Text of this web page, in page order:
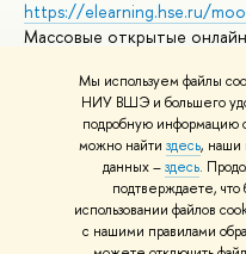
Мы используем файлы
НИУ ВШЭ и большего
подробную информацию
можно найти здесь, наши
данных –здесь.
подтверждаете,
использовании файлов
с нашими правилами
https://elearning.hse.ru/
Массовые открытые
© НИУ ВШЭ 1993–2026
Условия использования
Политика конфиденциальности
Правила применения